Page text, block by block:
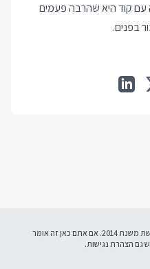
עם קוד היא שהרבה פעמים
בפנים.
אנחנו באוויר ומלמדים תכנות ברשת משנת 2014. אם אתם כאן זה אומר
גם הצהרת נגישות.